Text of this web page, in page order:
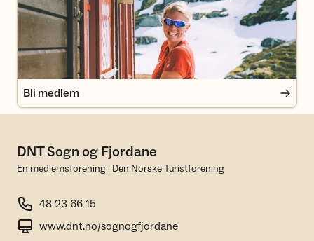
Bli medlem
DNT Sogn og Fjordane
En medlemsforening i Den Norske Turistforening
48 23 66 15
www.dnt.no/sognogfjordane